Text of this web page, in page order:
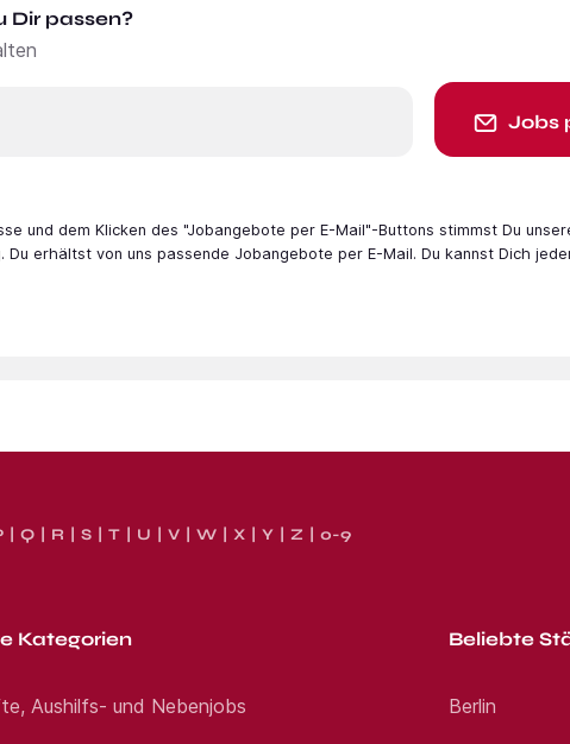
Dir passen?
Jobs
und dem Klicken des "Jobangebote per E-Mail"-Buttons stimmst Du
. Du erhältst von uns passende Jobangebote per E-Mail. Du kannst Dich
Q R S T U V W X Y Z 0-9
Kategorien
Aushilfs- und Nebenjobs
Beliebte
Berlin